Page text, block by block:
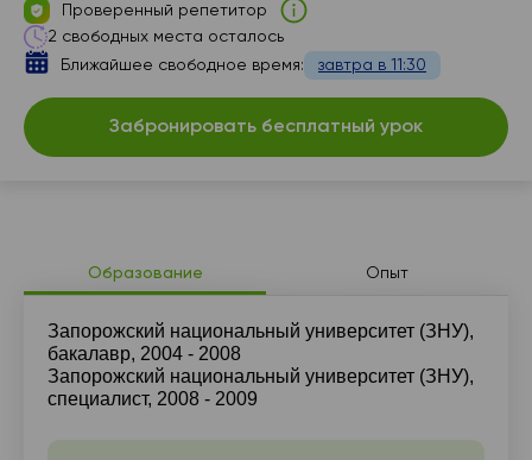
Образование Опыт
Запорожский национальный университет (ЗНУ),
бакалавр, 2004 - 2008
Запорожский национальный университет (ЗНУ),
специалист, 2008 - 2009
Проверенный репетитор
2 свободных места осталось
Ближайшее свободное время:
завтра в 11:30
Забронировать бесплатный урок
15:30
16:00
17:00
18:30
19:00